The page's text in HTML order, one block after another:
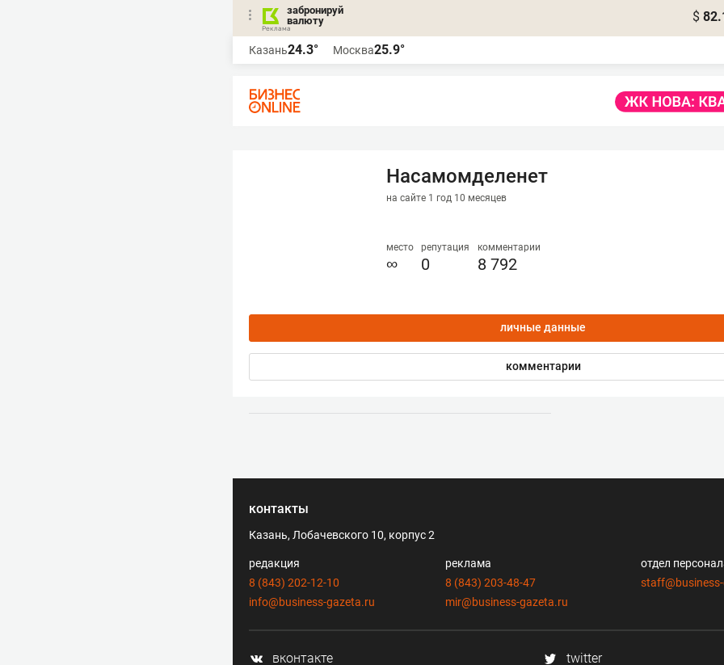
забронируй
валюту
$
Казань24.3° Москва25.9°
Насамомделенет
на сайте 1 год 10 месяцев
место
∞
репутация
0
комментарии
8 792
личные данные
комментарии
контакты
Казань, Лобачевского 10, корпус 2
редакция
8 (843) 202-12-10
info@business-gazeta.ru
реклама
8 (843) 203-48-47
mir@business-gazeta.ru
отдел
вконтакте
twitter